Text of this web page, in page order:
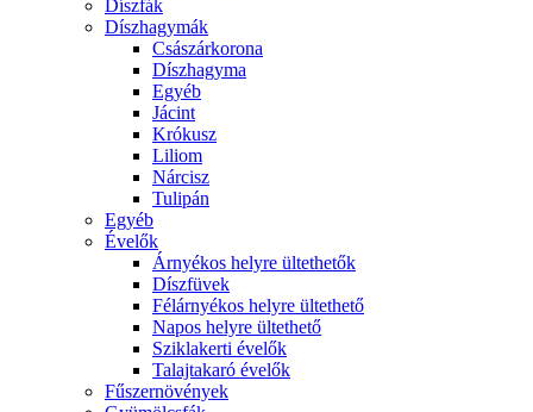
Díszfák
Díszhagymák
Császárkorona
Díszhagyma
Egyéb
Jácint
Krókusz
Liliom
Nárcisz
Tulipán
Egyéb
Évelők
Árnyékos helyre ültethetők
Díszfüvek
Félárnyékos helyre ültethető
Napos helyre ültethető
Sziklakerti évelők
Talajtakaró évelők
Fűszernövények